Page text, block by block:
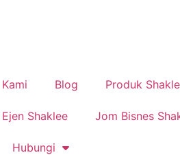
Blog Produk
Shaklee Jom Bisnes
Hubungi